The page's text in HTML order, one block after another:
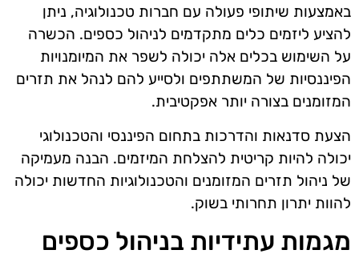
באמצעות שיתופי פעולה עם חברות טכנולוגיה, ניתן
להציע ליזמים כלים מתקדמים לניהול כספים. הכשרה
על השימוש בכלים אלה יכולה לשפר את המיומנויות
הפיננסיות של המשתתפים ולסייע להם לנהל את תזרים
המזומנים בצורה יותר אפקטיבית.
הצעת סדנאות והדרכות בתחום הפיננסי והטכנולוגי
יכולה להיות קריטית להצלחת המיזמים. הבנה מעמיקה
של ניהול תזרים המזומנים והטכנולוגיות החדשות יכולה
להוות יתרון תחרותי בשוק.
מגמות עתידיות בניהול כספים